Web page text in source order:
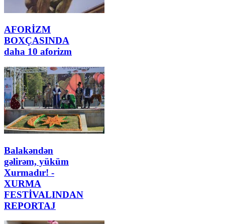
AFORİZM
BOXÇASINDA
daha 10 aforizm
Balakəndən
gəlirəm, yüküm
Xurmadır! -
XURMA
FESTİVALINDAN
REPORTAJ